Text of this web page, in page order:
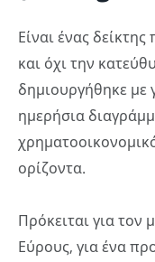
Είναι ένας
και όχι την
δημιουργήθηκε με
ημερήσια
ορίζοντα.
Πρόκειται για τον
Εύρους, για ένα